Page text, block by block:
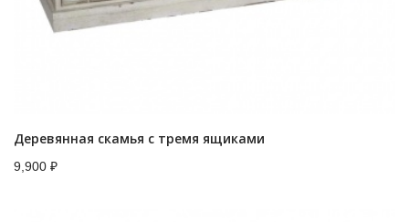
Деревянная скамья с тремя ящиками
9,900 ₽